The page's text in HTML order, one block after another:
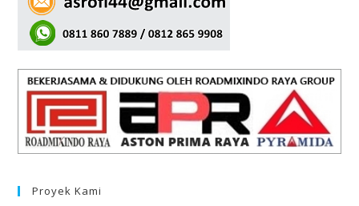
Proyek Kami